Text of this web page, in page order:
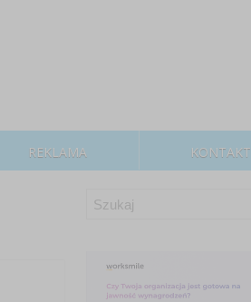
REKLAMA KONTAKT